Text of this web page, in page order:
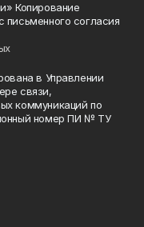
Копирование
письменного согласия
в Управлении
связи,
коммуникаций по
номер ПИ № ТУ